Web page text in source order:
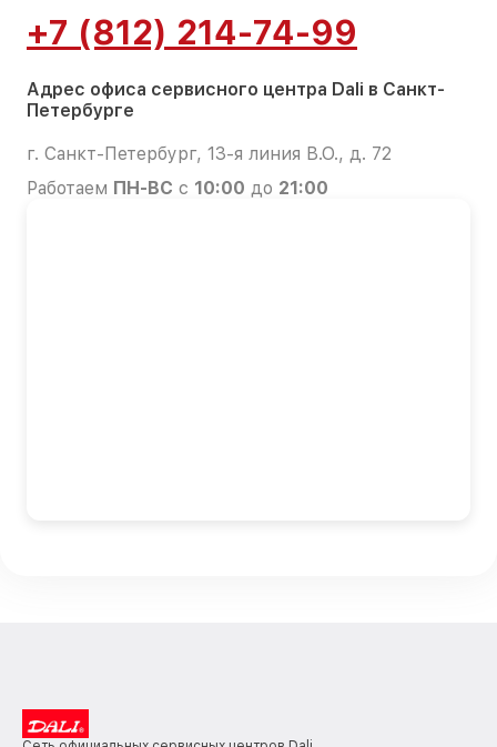
+7 (812) 214-74-99
Адрес офиса сервисного центра Dali в Санкт-
Петербурге
г. Санкт-Петербург, 13-я линия В.О., д. 72
Работаем ПН-ВС с 10:00 до 21:00